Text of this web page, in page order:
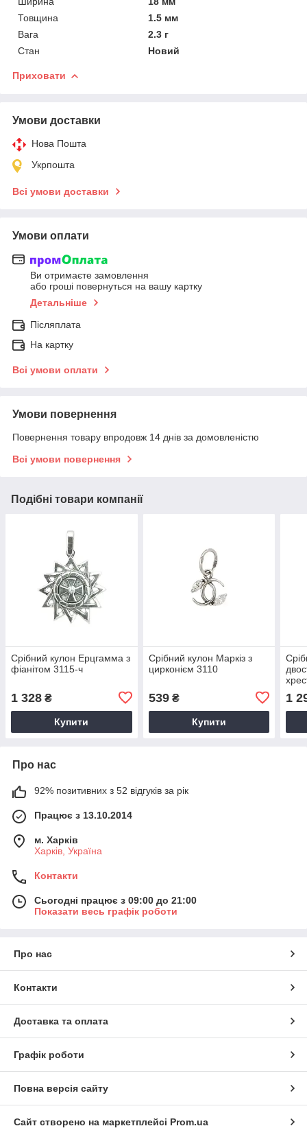
Товщина
1.5 мм
Вага
2.3 г
Стан
Новий
Приховати
Умови доставки
Нова Пошта
Укрпошта
Всі умови доставки
Умови оплати
Ви отримаєте замовлення
або гроші повернуться на вашу картку
Детальніше
Післяплата
На картку
Всі умови оплати
Умови повернення
Повернення товару впродовж 14 днів за домовленістю
Всі умови повернення
Подібні товари компанії
Срібний кулон Ерцгамма з
фіанітом 3115-ч
1 328 ₴
Купити
Срібний кулон Маркіз з
цирконієм 3110
539₴
Купити
1
Про нас
92% позитивних з 52 відгуків за рік
Працює з 13.10.2014
м. Харків
Харків, Україна
Контакти
Сьогодні працює з 09:00 до 21:00
Показати весь графік роботи
Про нас
Контакти
Доставка та оплата
Графік роботи
Повна версія сайту
Сайт створено на маркетплейсі Prom.ua